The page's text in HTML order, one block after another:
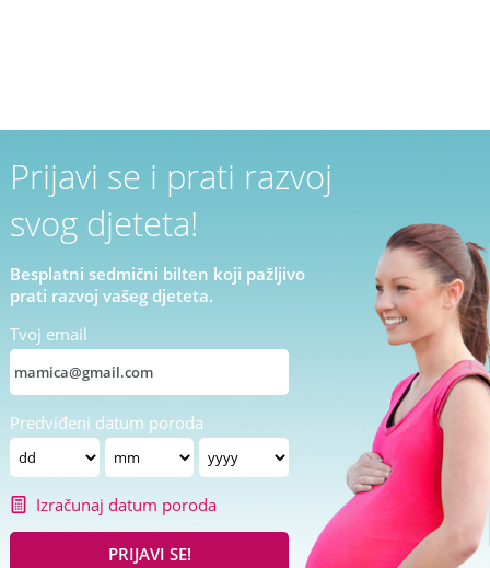
Prijavi se i prati razvoj
svog djeteta!
Besplatni sedmični bilten koji pažljivo
prati razvoj vašeg djeteta.
Tvoj email
Predviđeni datum poroda
Izračunaj datum poroda
PRIJAVI SE!